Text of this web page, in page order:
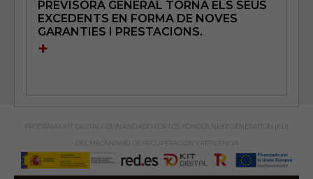
PREVISORA GENERAL TORNA ELS SEUS
EXCEDENTS EN FORMA DE NOVES
GARANTIES I PRESTACIONS.
+
PROGRAMA KIT DIGITAL COFINANCIADO POR LOS FONDOS NEXT GENERATION (EU)
DEL MECANISMO DE RECUPERACIÓN Y RESILENCIA